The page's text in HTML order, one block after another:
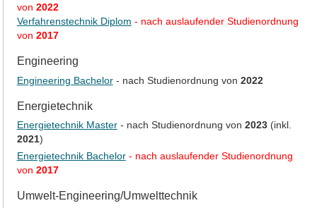
von 2022
Verfahrenstechnik Diplom - nach auslaufender Studienordnung
von 2017
Engineering
Engineering Bachelor- nach Studienordnung von 2022
Energietechnik
Energietechnik Master- nach Studienordnung von 2023(inkl.
2021)
Energietechnik Bachelor- nach auslaufender Studienordnung
von 2017
Umwelt-Engineering/Umwelttechnik